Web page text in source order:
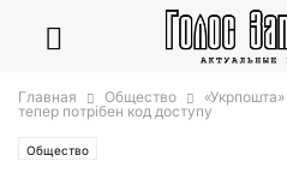
Главная Общество
тепер потрібен код доступу
Общество